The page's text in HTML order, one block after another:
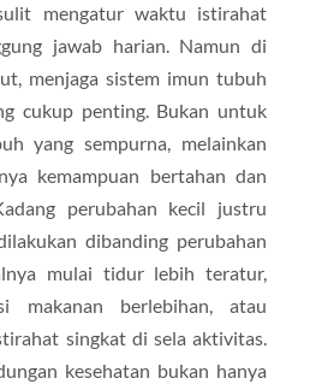
mengatur waktu istirahat
jawab harian. Namun di
menjaga sistem imun tubuh
cukup penting. Bukan untuk
yang sempurna, melainkan
kemampuan bertahan dan
perubahan kecil justru
dibanding perubahan
mulai tidur lebih teratur,
makanan berlebihan, atau
singkat di sela aktivitas.
kesehatan bukan hanya